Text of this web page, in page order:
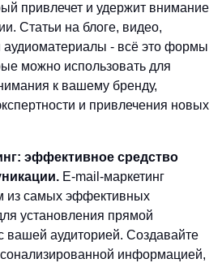
привлечет и удержит внимание
Статьи на блоге, видео,
- всё это формы
можно использовать для
к вашему бренду,
и привлечения новых
эффективное средство
E-mail-маркетинг
из самых эффективных
установления прямой
вашей аудиторией. Создавайте
информацией,